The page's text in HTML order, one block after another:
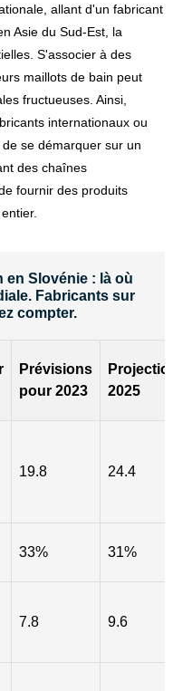
allant d'un fabricant
Asie du Sud-Est, la
S'associer à des
maillots de bain peut
fructueuses. Ainsi,
internationaux ou
se démarquer sur un
des chaînes
fournir des produits
en Slovénie : là où
Fabricants sur
compter.
Prévisions
pour 2023
2025
19.8 24.4
33% 31%
7.8 9.6